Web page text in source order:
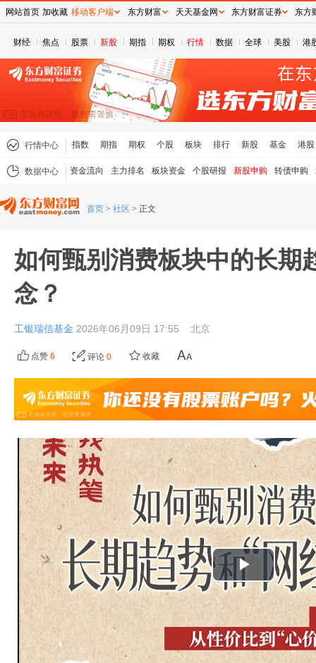
财经 焦点 股票 新股 期指 期权 行情 数据 全球 美股 港
行情中心 指数 期指 期权 个股 板块 排行 新股 基金 港股
数据中心 资金流向 主力排名 板块资金 个股研报 新股申购 转债申购
首页 > 社区 > 正文
如何甄别消费板块中的长期
念？
工银瑞信基金 2026年06月09日 17:55 北京
点赞 6 评论 0 收藏
播
放
视
网站首页 加收藏 移动客户端 东方财富 天天基金网 东方财富证券 东方